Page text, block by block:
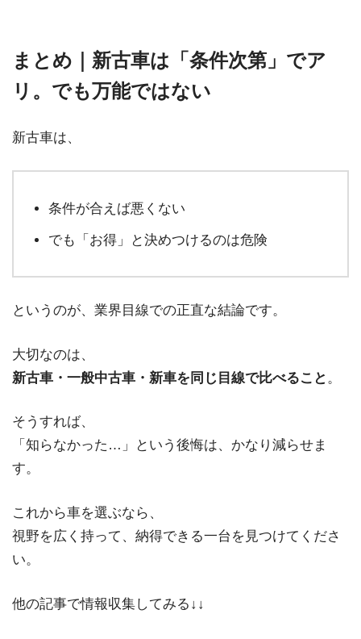
まとめ｜新古車は「条件次第」でア
リ。でも万能ではない
新古車は、
条件が合えば悪くない
でも「お得」と決めつけるのは危険
というのが、業界目線での正直な結論です。
大切なのは、
新古車・一般中古車・新車を同じ目線で比べること 。
そうすれば、
「知らなかった…」という後悔は、かなり減らせま
す。
これから車を選ぶなら、
視野を広く持って、納得できる一台を見つけてくださ
い。
他の記事で情報収集してみる↓↓